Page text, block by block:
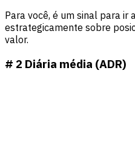
Para você, é um sinal para ir
estrategicamente sobre
valor.
# 2 Diária média (ADR)